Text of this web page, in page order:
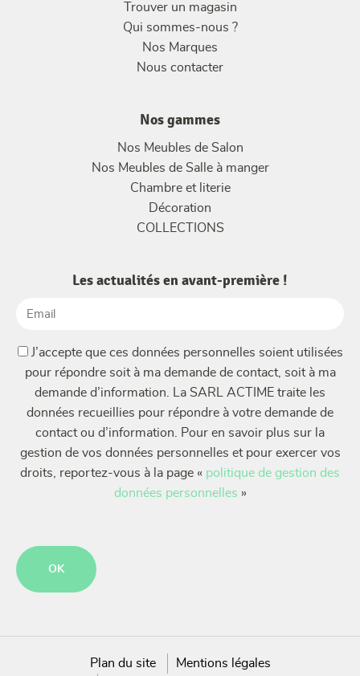
Trouver un magasin
Qui sommes-nous ?
Nos Marques
Nous contacter
Nos gammes
Nos Meubles de Salon
Nos Meubles de Salle à manger
Chambre et literie
Décoration
COLLECTIONS
Les actualités en avant-première !
(Nécessaire)
J’accepte que ces données personnelles soient utilisées
pour répondre soit à ma demande de contact, soit à ma
demande d’information. La SARL ACTIME traite les
données recueillies pour répondre à votre demande de
contact ou d’information. Pour en savoir plus sur la
gestion de vos données personnelles et pour exercer vos
droits, reportez-vous à la page « politique de gestion des
données personnelles »
Plan du site Mentions légales